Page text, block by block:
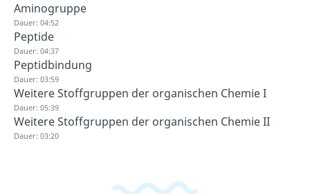
Aminogruppe
Dauer: 04:52
Peptide
Dauer: 04:37
Peptidbindung
Dauer: 03:59
Weitere Stoffgruppen der organischen Chemie I
Dauer: 05:39
Weitere Stoffgruppen der organischen Chemie II
Dauer: 03:20